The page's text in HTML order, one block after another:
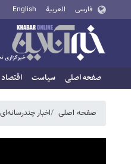
فارسی العربية English
صفحه اصلی سیاست اقتصاد
صفحه اصلی اخبار چندرسانه‌ای